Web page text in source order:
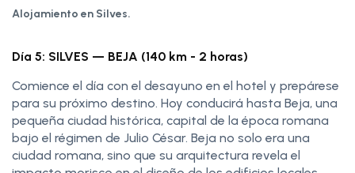
Alojamiento en Silves.
Día 5: SILVES — BEJA (140 km - 2 horas)
Comience el día con el desayuno en el hotel y prepárese
para su próximo destino. Hoy conducirá hasta Beja, una
pequeña ciudad histórica, capital de la época romana
bajo el régimen de Julio César. Beja no solo era una
ciudad romana, sino que su arquitectura revela el